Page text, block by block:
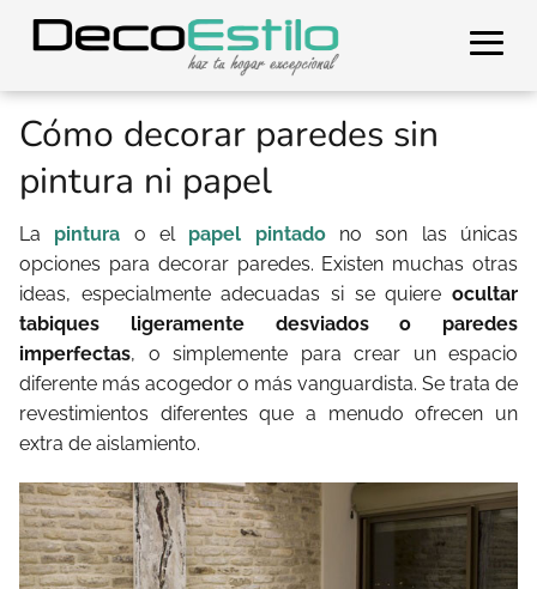
Cómo decorar paredes sin
pintura ni papel
La pintura o el papel pintadono son las únicas
opciones para decorar paredes. Existen muchas otras
ideas, especialmente adecuadas si se quiere ocultar
tabiques ligeramente desviados o paredes
imperfectas, o simplemente para crear un espacio
diferente más acogedor o más vanguardista. Se trata de
revestimientos diferentes que a menudo ofrecen un
extra de aislamiento.